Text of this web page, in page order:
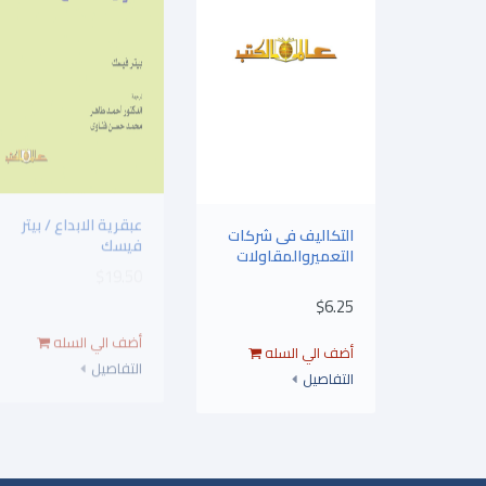
التكاليف فى شركات
التعميروالمقاولات
$6.25
التفاصيل
عبقرية الابداع / بيتر
فيسك
التفاصيل